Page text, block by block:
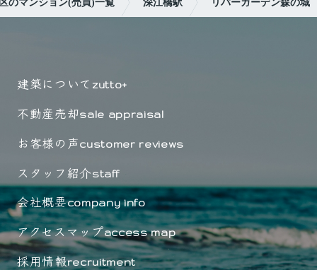
のマンション(売買)一覧 深江橋駅 リバーガーデン森の城
建築について zutto+
不動産売却sale appraisal
お客様の声customer reviews
スタッフ紹介staff
会社概要company info
アクセスマップaccess map
採用情報recruitment